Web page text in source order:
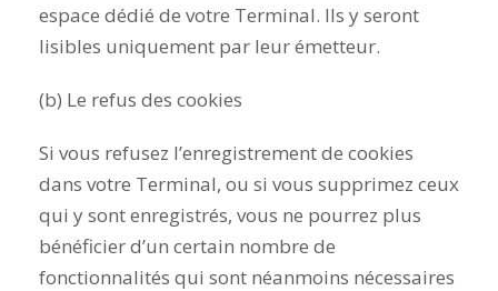
espace dédié de votre Terminal. Ils y seront
lisibles uniquement par leur émetteur.
(b) Le refus des cookies
Si vous refusez l’enregistrement de cookies
dans votre Terminal, ou si vous supprimez ceux
qui y sont enregistrés, vous ne pourrez plus
bénéficier d’un certain nombre de
fonctionnalités qui sont néanmoins nécessaires